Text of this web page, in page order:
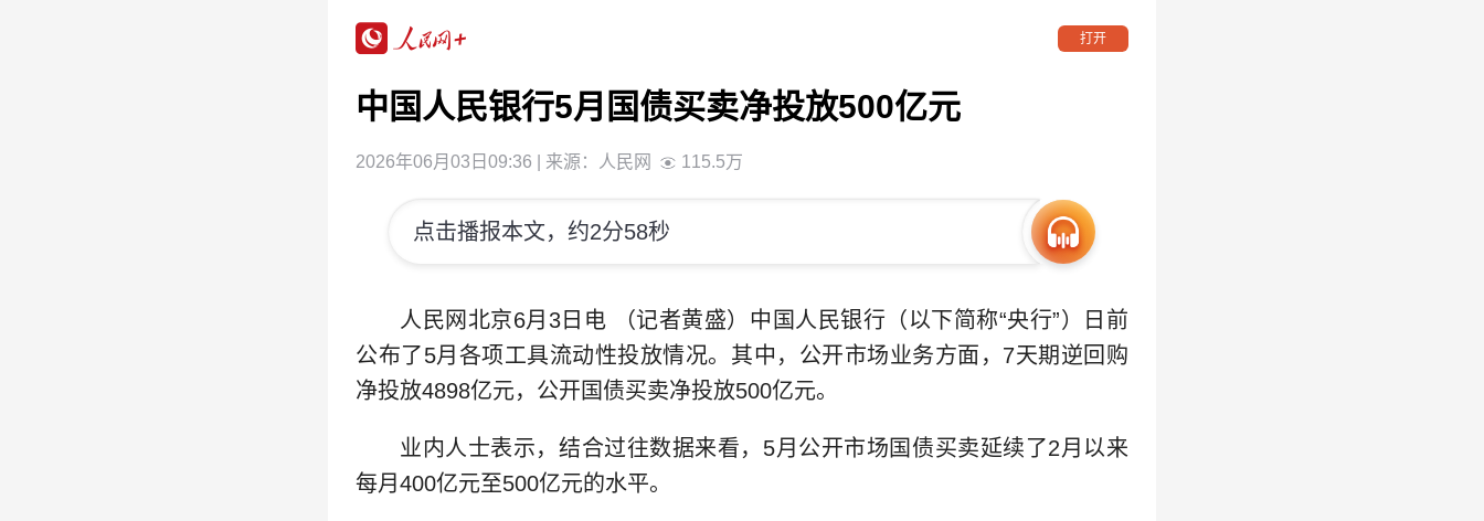
打开
中国人民银行5月国债买卖净投放500亿元
2026年06月03日09:36 | 来源： 人民网 115.5万
点击播报本文，约2分58秒
人民网北京6月3日电 （记者黄盛）中国人民银行（以下简称“央行”）日前
公布了5月各项工具流动性投放情况。其中，公开市场业务方面，7天期逆回购
净投放4898亿元，公开国债买卖净投放500亿元。
业内人士表示，结合过往数据来看，5月公开市场国债买卖延续了2月以来
每月400亿元至500亿元的水平。